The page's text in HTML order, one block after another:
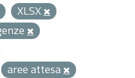
XLSX
aree attesa